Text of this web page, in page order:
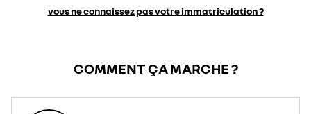
vous ne connaissez pas votre immatriculation ?
COMMENT ÇA MARCHE ?